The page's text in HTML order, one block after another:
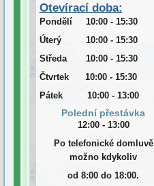
Otevírací doba:
Pondělí 10:00 - 15:30
Úterý 10:00 - 15:30
Středa 10:00 - 15:30
Čtvrtek 10:00 - 15:30
Pátek 10:00 - 13:00
Polední přestávka
12:00 - 13:00
Po telefonické domluvě
možno kdykoliv
od 8:00 do 18:00.